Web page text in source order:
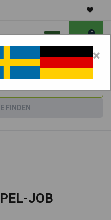
0
Maschine wählen:
FINDEN
JOB
×